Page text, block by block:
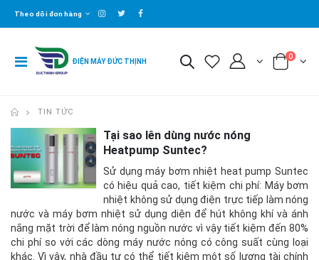
Theo dõi đơn hàng
ĐIỆN MÁY ĐỨC THỊNH
0
TIN TỨC
Tại sao lên dùng nước nóng
Heatpump Suntec?
Sử dụng máy bơm nhiệt heat pump Suntec
có hiệu quả cao, tiết kiệm chi phí: Máy bơm
nhiệt không sử dụng điện trực tiếp làm nóng
nước và máy bơm nhiệt sử dụng diện để hút không khí và ánh
nắng mặt trời để làm nóng nguồn nước vì vậy tiết kiệm đến 80%
chi phí so với các dòng máy nước nóng có công suất cùng loại
khác. Vì vậy, nhà đầu tư có thể tiết kiệm một số lượng tài chính